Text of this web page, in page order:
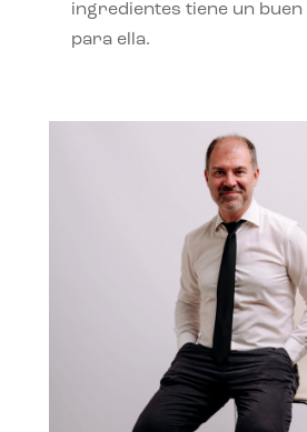
ingredientes tiene un buen
para ella.